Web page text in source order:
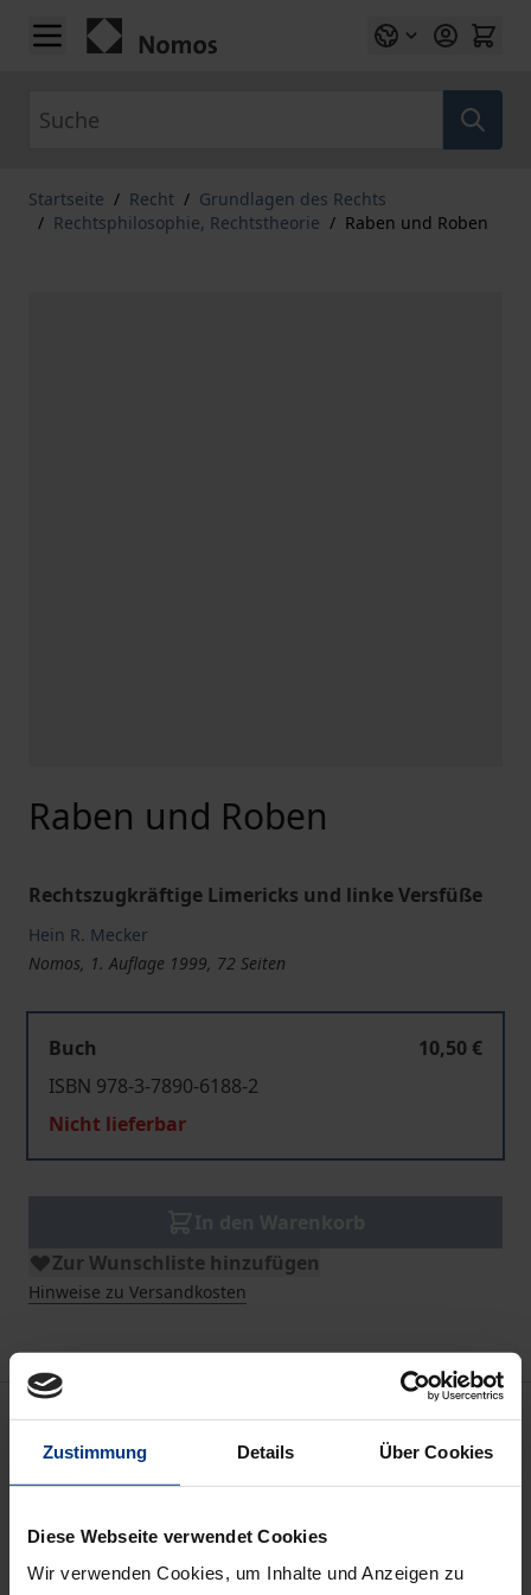
Zustimmung Details Über Cookies
Diese Webseite verwendet Cookies
Wir verwenden Cookies, um Inhalte und Anzeigen zu
Zum Inhalt springen
Startseite / Recht / Grundlagen des Rechts
/ Rechtsphilosophie, Rechtstheorie / Raben und Roben
Raben und Roben
Rechtszugkräftige Limericks und linke Versfüße
Hein R. Mecker
Nomos, 1. Auflage 1999, 72 Seiten
Buch
10,50 €
ISBN 978-3-7890-6188-2
Nicht lieferbar
Zur Wunschliste hinzufügen
Hinweise zu Versandkosten
Beschreibung
Aus den kleinen Dramen im Unsinn des Lebens, die
lassen sich dicke Romane oder Theaterstücke mit
fünf Akten machen, aber auch knappe, streng